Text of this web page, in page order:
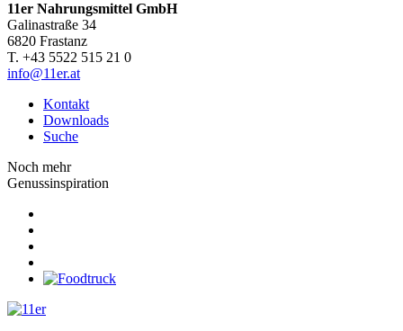
11er Nahrungsmittel GmbH
Galinastraße 34
6820 Frastanz
T. +43 5522 515 21 0
info@11er.at
Kontakt
Downloads
Suche
Noch mehr
Genussinspiration